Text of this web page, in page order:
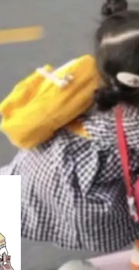
引擎接入Mooncake T
提升30%、非零拷贝
MPComm底层基
擎，后续腾讯网平将
的高性能通信组
MPComm中实现了一
信引擎（Engine），
“面向企业研发场景的
应用”凭借卓越的技术
全链路私有化部署，
当前，越来越多企业已
，通过调用公有云模
研发效率。但随着 AI
步走向团队级、组织
过程中，对安全性、
高要求。 首先是数据
数普通研发场景，公
和效率提升的需求。
对数据安全要求较...
信部人工智能
正式发布《2025年人工
集中展示人工智能在
术底座、行业赋能、
等五大方向。深信服
成功入选！ 随着各行
设，算力构成形态逐
在发生变化：不只是
清混合算力时代下，
被充分利用，以及持
。 深信服AI算力网关
Token治理和成本治
份算力都看得清、管
安全！ 一、从现在开
：一个时代的结
作者之一。
的作者之一。
首席科学家。 Jeff D
年后，宣布离职。 他
还有 Sanjay Ghema
，Jeff Dean 二十多
和 Bigtable 的共同
大脑核心成员，Se
明人）以及 Oriol Vin
，AlphaSta...
发布：界面
记忆搜索增强
编码智能体，这一轮
住」三件事一次补
SolonCode 是杭州无
编码智能体——一位全
理解需求、规划步
不挑平台，curl 一行
· GitCode · GitHu
）、macOS / Linu
PC。 # macOS / Linu
释放AI Coding
（CodeArts）
作用与价值 在软件工
心知识资产的主要载
含数十万乃至数百万
型调用可承载的上下
续扩张与代码历史的
时，算法工程
私活
了一起案件：北京一